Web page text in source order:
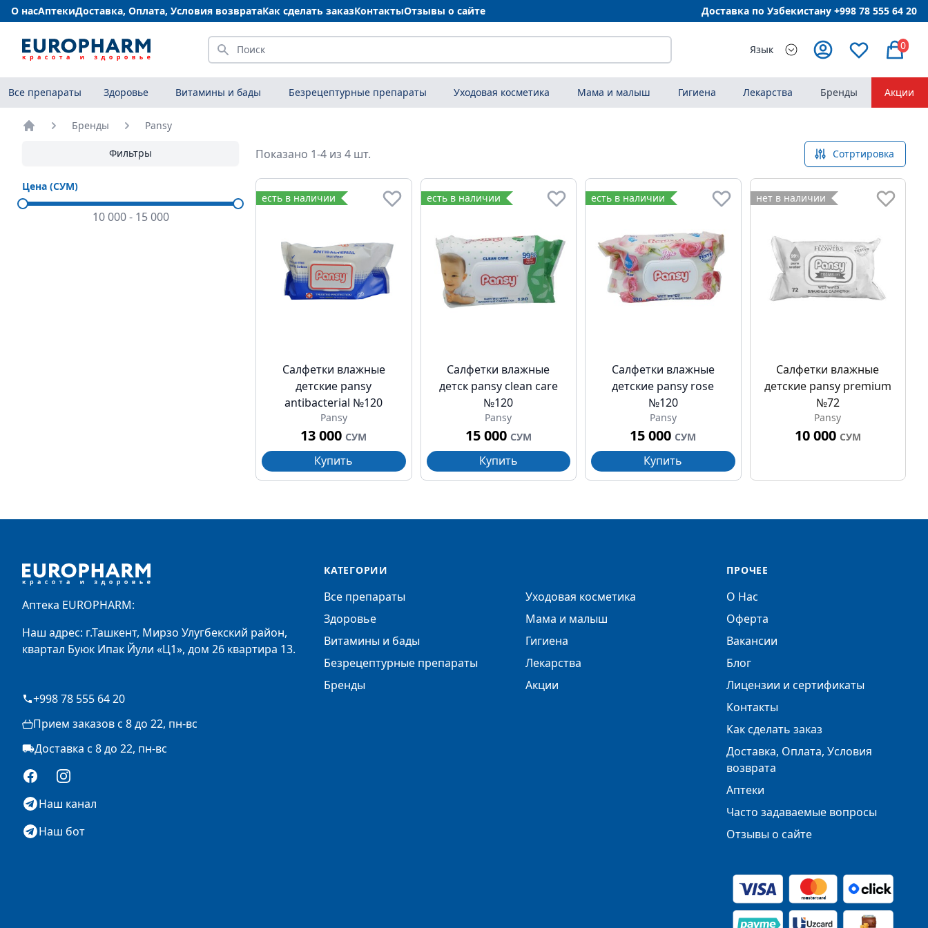
О насАптекиДоставка, Оплата, Условия возвратаКак сделать заказКонтактыОтзывы о сайте Доставка по Узбекистану +998 78 555 64 20
Искать Язык 0
Все препараты Здоровье Витамины и бады Безрецептурные препараты Уходовая косметика Мама и малыш Гигиена Лекарства Бренды Акции
Бренды Pansy
Фильтры
Цена (СУМ)
10 000- 15 000
Показано 1-4 из 4 шт. Сотртировка
есть в наличии
Салфетки влажные
детские pansy
antibacterial №120
Pansy
13 000 СУМ
Купить
есть в наличии
Салфетки влажные
детск pansy clean care
№120
Pansy
15 000 СУМ
Купить
есть в наличии
Салфетки влажные
детские pansy rose
№120
Pansy
15 000 СУМ
Купить
нет в наличии
Салфетки влажные
детские pansy premium
№72
Pansy
10 000 СУМ
Аптека EUROPHARM:
Наш адрес: г.Ташкент, Мирзо Улугбекский район,
квартал Буюк Ипак Йули «Ц1», дом 26 квартира 13.
+998 78 555 64 20
Прием заказов с 8 до 22, пн-вс
Доставка с 8 до 22, пн-вс
FacebookInstagram
Наш канал
Наш бот
КАТЕГОРИИ
Все препараты
Здоровье
Витамины и бады
Безрецептурные препараты
Бренды
Уходовая косметика
Мама и малыш
Гигиена
Лекарства
Акции
ПРОЧЕЕ
О Нас
Оферта
Вакансии
Блог
Лицензии и сертификаты
Контакты
Как сделать заказ
Доставка, Оплата, Условия
возврата
Аптеки
Часто задаваемые вопросы
Отзывы о сайте